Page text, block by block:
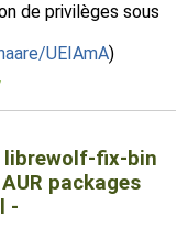
de privilèges sous
UEIAmA)
librewolf-fix-bin
packages
-